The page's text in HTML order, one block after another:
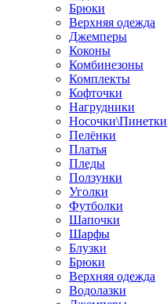
Брюки
Верхняя одежда
Джемперы
Коконы
Комбинезоны
Комплекты
Кофточки
Нагрудники
Носочки\Пинетки
Пелёнки
Платья
Пледы
Ползунки
Уголки
Футболки
Шапочки
Шарфы
Блузки
Брюки
Верхняя одежда
Водолазки